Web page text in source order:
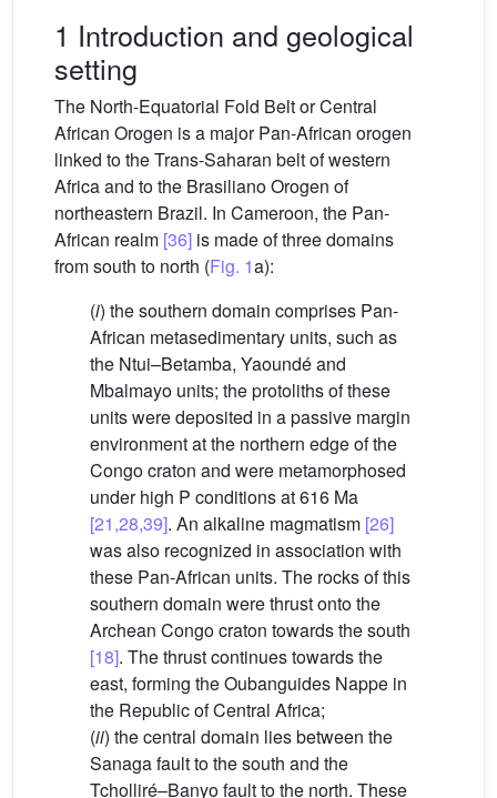
1 Introduction and geological
setting
The North-Equatorial Fold Belt or Central
African Orogen is a major Pan-African orogen
linked to the Trans-Saharan belt of western
Africa and to the Brasiliano Orogen of
northeastern Brazil. In Cameroon, the Pan-
African realm [36] is made of three domains
from south to north (Fig. 1a):
(i) the southern domain comprises Pan-
African metasedimentary units, such as
the Ntui–Betamba, Yaoundé and
Mbalmayo units; the protoliths of these
units were deposited in a passive margin
environment at the northern edge of the
Congo craton and were metamorphosed
under high P conditions at 616 Ma
[21,28,39]. An alkaline magmatism [26]
was also recognized in association with
these Pan-African units. The rocks of this
southern domain were thrust onto the
Archean Congo craton towards the south
[18]. The thrust continues towards the
east, forming the Oubanguides Nappe in
the Republic of Central Africa;
(ii) the central domain lies between the
Sanaga fault to the south and the
Tcholliré–Banyo fault to the north. These